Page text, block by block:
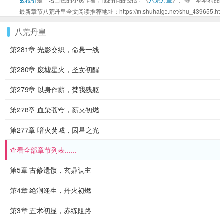
最新章节八荒丹皇全文阅读推荐地址：https://m.shuhaige.net/
八荒丹皇
第281章 光影交织，命悬一线
第280章 废墟星火，圣女初醒
第279章 以身作薪，焚我残躯
第278章 血染苍穹，薪火初燃
第277章 喑火焚城，囚星之光
查看全部章节列表......
第5章 古修遗骸，玄鼎认主
第4章 绝涧逢生，丹火初燃
第3章 五术初显，赤练阻路